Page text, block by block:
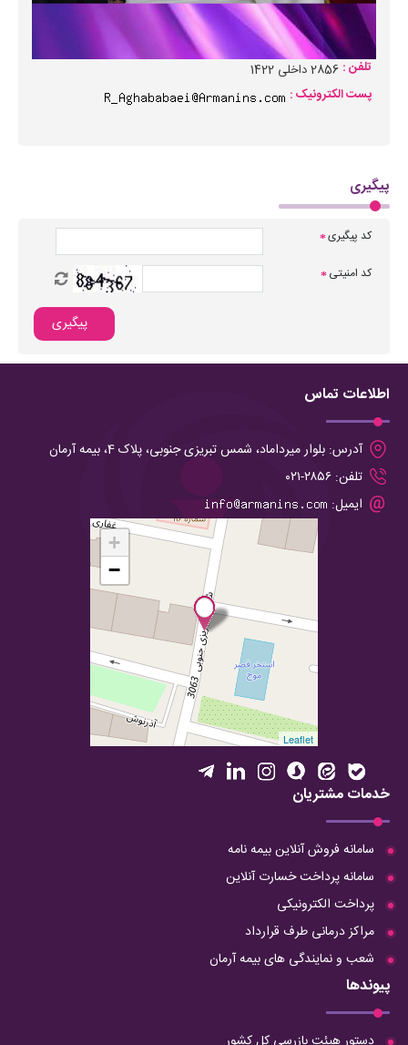
تلفن : 2856 داخلی 1422
پست الکترونیک :
پیگیری
کد پیگیری*
کد امنیتی *
پیگیری
اطلاعات تماس
آدرس: بلوار میرداماد، شمس تبریزی جنوبی، پلاک 4، بیمه آرمان
تلفن: ۲۸۵۶-۰۲۱
ایمیل:
+
−
Leaflet
خدمات مشتریان
سامانه فروش آنلاین بیمه نامه
سامانه پرداخت خسارت آنلاین
پرداخت الکترونیکی
مراکز درمانی طرف قرارداد
شعب و نمایندگی های بیمه آرمان
پیوندها